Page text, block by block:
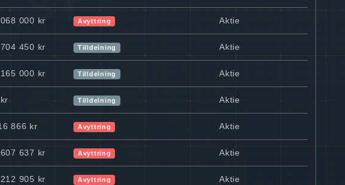
000 kr Avyttring Aktie
450 kr Tilldelning Aktie
000 kr Tilldelning Aktie
Tilldelning Aktie
866 kr Avyttring Aktie
637 kr Avyttring Aktie
905 kr Avyttring Aktie